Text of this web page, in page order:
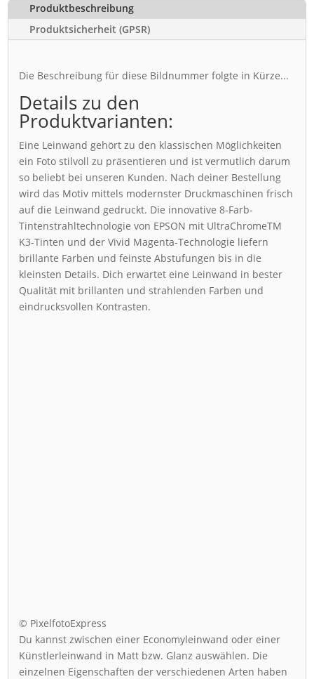
Produktbeschreibung
Produktsicherheit (GPSR)
Die Beschreibung für diese Bildnummer folgte in Kürze...
Details zu den
Produktvarianten:
Eine Leinwand gehört zu den klassischen Möglichkeiten
ein Foto stilvoll zu präsentieren und ist vermutlich darum
so beliebt bei unseren Kunden. Nach deiner Bestellung
wird das Motiv mittels modernster Druckmaschinen frisch
auf die Leinwand gedruckt. Die innovative 8-Farb-
Tintenstrahltechnologie von EPSON mit UltraChromeTM
K3-Tinten und der Vivid Magenta-Technologie liefern
brillante Farben und feinste Abstufungen bis in die
kleinsten Details. Dich erwartet eine Leinwand in bester
Qualität mit brillanten und strahlenden Farben und
eindrucksvollen Kontrasten.
© PixelfotoExpress
Du kannst zwischen einer Economyleinwand oder einer
Künstlerleinwand in Matt bzw. Glanz auswählen. Die
einzelnen Eigenschaften der verschiedenen Arten haben